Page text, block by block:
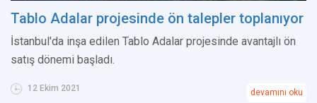
Tablo Adalar projesinde ön talepler toplanıyor
İstanbul'da inşa edilen Tablo Adalar projesinde avantajlı ön
satış dönemi başladı.
12 Ekim 2021 devamını oku